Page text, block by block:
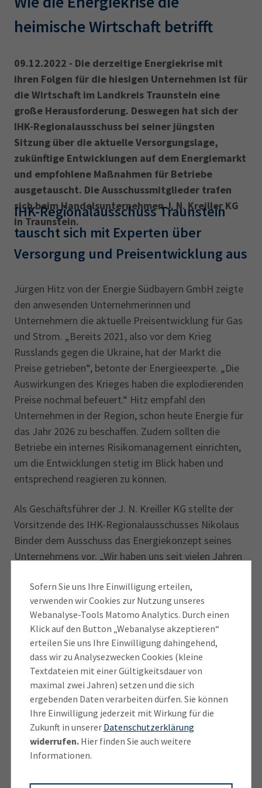
Leichte Sprache
Karriere
Presse
EN
IHK Akademie
Magazin Log-in
AdA
34d
Prüfungstermine
Wirtschaftsfachwirt
34f
Negativerklärung
34i
Betriebswirt Prüfbericht
Sofern Sie uns Ihre Einwilligung erteilen,
verwenden wir Cookies zur Nutzung unseres
Webanalyse-Tools Matomo Analytics. Durch einen
Klick auf den Button „Webanalyse akzeptieren“
erteilen Sie uns Ihre Einwilligung dahingehend,
dass wir zu Analysezwecken Cookies (kleine
Textdateien mit einer Gültigkeitsdauer von
maximal zwei Jahren) setzen und die sich
ergebenden Daten verarbeiten dürfen. Sie können
Ihre Einwilligung jederzeit mit Wirkung für die
Zukunft in unserer Datenschutzerklärung
widerrufen.Hier finden Sie auch weitere
Informationen.
heimische Wirtschaft betrifft
09.12.2022 - Die derzeitige Energiekrise mit
ihren Folgen für die hiesigen Unternehmen ist für
die Wirtschaft im Landkreis Traunstein eine
große Herausforderung. Deswegen hat sich der
IHK-Regionalausschuss bei seiner jüngsten
Sitzung über die aktuelle Versorgungslage,
zukünftige Entwicklungen auf dem Energiemarkt
und empfohlene Maßnahmen für Betriebe
ausgetauscht. Die Ausschussmitglieder trafen
sich beim Handelsunternehmen J. N. Kreiller KG
in Traunstein.
IHK-Regionalausschuss Traunstein
tauscht sich mit Experten über
Versorgung und Preisentwicklung aus
Jürgen Hitz von der Energie Südbayern GmbH zeigte
den anwesenden Unternehmerinnen und
Unternehmern die aktuelle Preisentwicklung für Gas
und Strom. „Bereits 2021, also vor dem Krieg
Russlands gegen die Ukraine, hat der Markt die
Preise getrieben“, betonte der Energieexperte. „Die
Auswirkungen des Krieges haben die explodierenden
Preise nochmal befeuert.“ Hitz empfahl den
Unternehmen in der Region, schon heute Energie für
das Jahr 2026 zu beschaffen. Zudem sollten die
Betriebe ein internes Risikomanagement einrichten,
um die Entwicklungen stetig im Blick haben und
entsprechend reagieren zu können.
Als Geschäftsführer der J. N. Kreiller KG stellte der
Vorsitzende des IHK-Regionalausschusses Nikolaus
Binder dem Ausschuss das Energiekonzept seines
Unternehmens vor. „Wir haben uns seit vielen Jahren
noch effizienter und nachhaltiger nutzen können“,
sagte er. Dank mehrerer PV-Anlagen auf
firmeneigenen Lagerhallen sei man beim Strom um
die 30 Prozent autark und habe den Verbrauch im
Vergleich zum Jahr 2021 reduziert. „Außerdem haben
wir zuletzt mehrere Maßnahmen zum Energiesparen
getroffen, etwa Bewegungsmelder installiert, neue
Fenster eingebaut oder die Beheizung stellenweise
zurückgefahren“, so Binder.
Der Ausschussvorsitzende rät den heimischen
Unternehmerinnen und Unternehmern, sich mit